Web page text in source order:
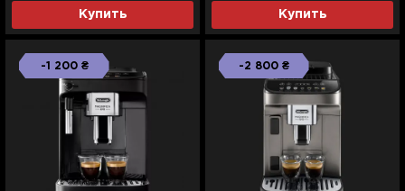
Купить Купить
-1 200 ₴ -2 800 ₴